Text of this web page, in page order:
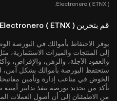
Electronero ( ETNX ).
قم بتخزين Electronero ( ETNX ) على البورصة
يوفر الاحتفاظ بأموالك في البورصة
إلى المنتجات والميزات الاستثمارية،
والعقود الآجلة، والرهن، والإقراض،
ستحتفظ البورصة بأموالك بشكل
الخوض في متاعب إدارة وتأمين
تأكد من تحديد بورصة تنفذ تدابير
من الاطمئنان إلى أن أصول العملات